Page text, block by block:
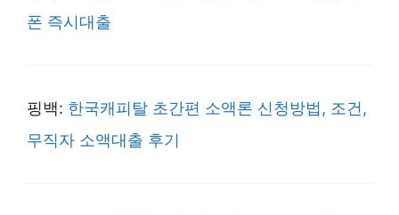
폰 즉시대출
핑백: 한국캐피탈 초간편 소액론 신청방법, 조건,
무직자 소액대출 후기